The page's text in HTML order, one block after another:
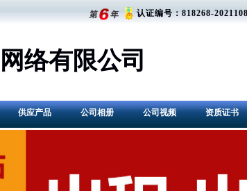
认证编号：818268-
络有限公司
供应产品 公司相册 公司视频 资质证书